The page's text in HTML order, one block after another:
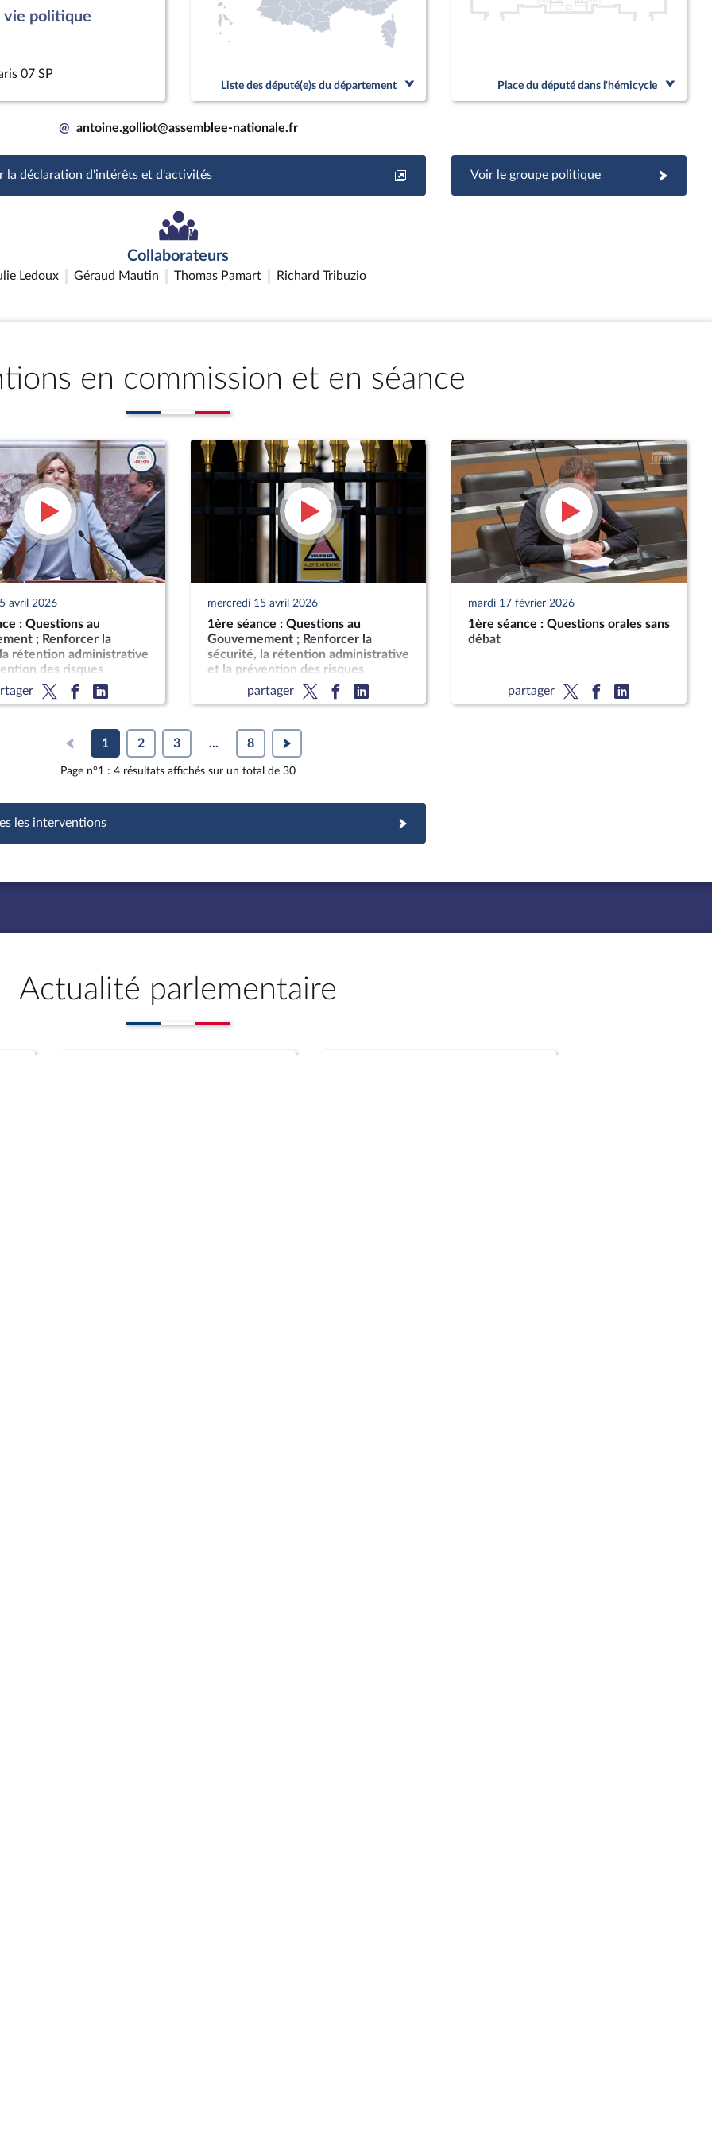
vie politique
07 SP
Liste des député(e)s du département Place du député dans l'hémicycle
@ antoine.golliot@assemblee-nationale.fr
la déclaration d'intérêts et d'activités Voir le groupe politique
Collaborateurs
Ledoux Géraud Mautin Thomas Pamart Richard Tribuzio
en commission et en séance
avril 2026
: Questions au
; Renforcer la
rétention administrative
des risques
mercredi 15 avril 2026
1ère séance : Questions au
Gouvernement ; Renforcer la
sécurité, la rétention administrative
et la prévention des risques
d'attentat (suite)
partager
mardi 17 février 2026
1ère séance : Questions orales sans
débat
partager
1 2 3 ... 8
Page n°1 : 4 résultats affichés sur un total de 30
les interventions
Actualité parlementaire